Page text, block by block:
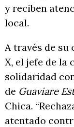
y reciben
local.
A través de su
X, el jefe de la
solidaridad
de Guaviare
Chica.
atentado